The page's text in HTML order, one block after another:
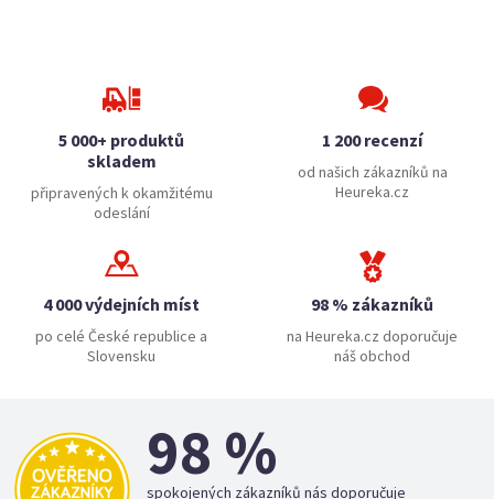
5 000+ produktů
skladem
připravených k okamžitému
odeslání
1 200 recenzí
od našich zákazníků na
Heureka.cz
4 000 výdejních míst
po celé České republice a
Slovensku
98 % zákazníků
na Heureka.cz doporučuje
náš obchod
98 %
spokojených zákazníků nás doporučuje